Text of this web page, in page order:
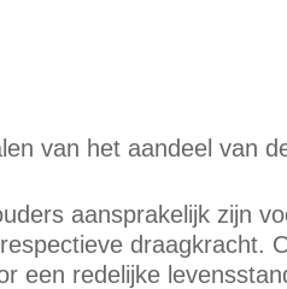
van het aandeel van
aansprakelijk zijn
draagkracht.
een redelijke